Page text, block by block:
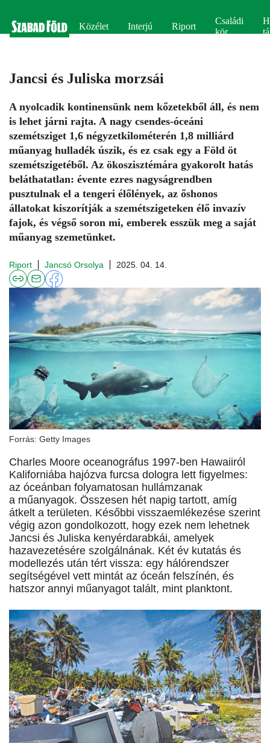
Közélet Interjú Riport
Családi
kör
Jancsi és Juliska morzsái
A nyolcadik kontinensünk nem kőzetekből áll, és nem
is lehet járni rajta. A nagy csendes-óceáni
szemétsziget 1,6 négyzetkilométerén 1,8 milliárd
műanyag hulladék úszik, és ez csak egy a Föld öt
szemétszigetéből. Az ökoszisztémára gyakorolt hatás
beláthatatlan: évente ezres nagyságrendben
pusztulnak el a tengeri élőlények, az őshonos
állatokat kiszorítják a szemét­szigeteken élő invazív
fajok, és végső soron mi, emberek esszük meg a saját
műanyag szemetünket.
Riport Jancsó Orsolya 2025. 04. 14.
Forrás: Getty Images
Charles Moore oceanográfus 1997-ben Hawaiiról
Kaliforniába hajózva furcsa dologra lett figyelmes:
az óceánban folyamatosan hullámzanak
a műanyagok. Összesen hét napig tartott, amíg
átkelt a területen. Későbbi visszaemlékezése szerint
végig azon gondolkozott, hogy ezek nem lehetnek
Jancsi és Juliska kenyérdarabkái, amelyek
hazavezetésére szolgálnának. Két év kutatás és
modellezés után tért vissza: egy hálórendszer
segítségével vett mintát az óceán felszínén, és
hatszor annyi műanyagot talált, mint planktont.